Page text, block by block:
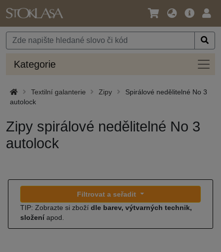
Jazyk
Měna
Hlavní
Kategorie
Textilní galanterie Zipy
Spirálové nedělitelné No 3
autolock
Zipy spirálové nedělitelné No 3
autolock
Filtrovat a seřadit
TIP: Zobrazte si zboží dle barev, výtvarných technik,
složení apod.